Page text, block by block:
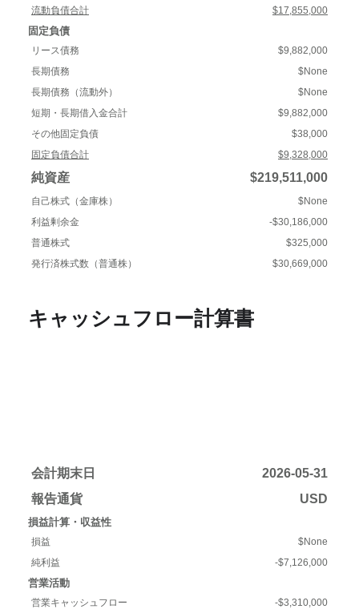
流動負債合計
$17,855,000
固定負債
リース債務
$9,882,000
長期債務
$None
長期債務（流動外）
$None
短期・長期借入金合計
$9,882,000
その他固定負債
$38,000
固定負債合計
$9,328,000
純資産 $219,511,000
自己株式（金庫株）
$None
利益剰余金
-$30,186,000
普通株式
$325,000
発行済株式数（普通株）
$30,669,000
キャッシュフロー計算書
会計期末日
2026-05-31
報告通貨
USD
損益計算・収益性
損益
$None
純利益
-$7,126,000
営業活動
営業キャッシュフロー -$3,310,000